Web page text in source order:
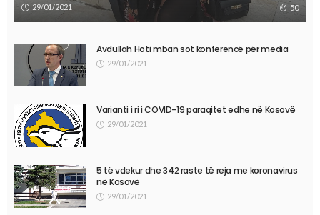
29/01/2021 50
Avdullah Hoti mban sot konferencë për media
29/01/2021
Varianti i ri i COVID-19 paraqitet edhe në Kosovë
29/01/2021
5 të vdekur dhe 342 raste të reja me koronavirus
në Kosovë
29/01/2021